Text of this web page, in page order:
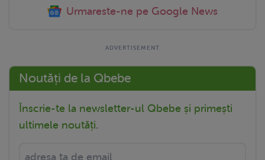
Urmareste-ne pe Google News
Noutăți de la Qbebe
Înscrie-te la newsletter-ul Qbebe și primești
ultimele noutăți.